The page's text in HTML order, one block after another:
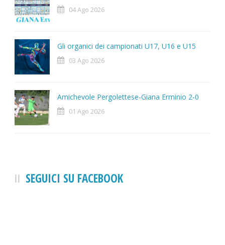
04 Ago 2026
Gli organici dei campionati U17, U16 e U15
03 Ago 2026
Amichevole Pergolettese-Giana Erminio 2-0
01 Ago 2026
SEGUICI SU FACEBOOK